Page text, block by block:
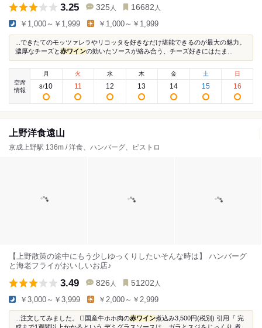
3.25 325 人 16682 人
￥1,000～￥1,999 ￥1,000～￥1,999
...できたてのモッツァレラやリコッタを好きなだけ堪能できるのが最大の魅力。
濃厚なチーズと赤ワインの効いたソースが絡み合う、チーズ好きにはたま...
空席
情報
月
8/10
火
11
水
12
木
13
金
14
土
15
日
16
上野洋食遠山
京成上野駅 136m / 洋食、ハンバーグ、ビストロ
【上野散策の途中にもう少しゆっくりしたいそんな時は】 ハンバーグ
と海老フライがおいしいお店♪
3.49 826 人 51202 人
￥3,000～￥3,999 ￥2,000～￥2,999
...注文してみました。 ◻️国産牛ホホ肉の赤ワイン煮込み3,500円(税別) 引用『 完